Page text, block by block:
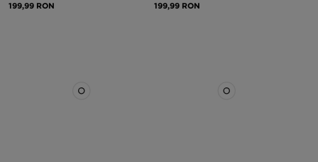
199,99 RON 199,99 RON